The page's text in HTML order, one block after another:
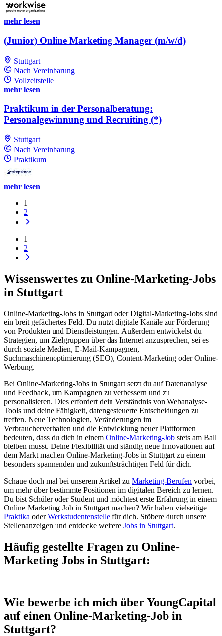
mehr lesen
(Junior) Online Marketing Manager (m/w/d)
Stuttgart
Nach Vereinbarung
Vollzeitstelle
mehr lesen
Praktikum in der Personalberatung:
Personalgewinnung und Recruiting (*)
Stuttgart
Nach Vereinbarung
Praktikum
mehr lesen
1
2
1
2
Wissenswertes zu Online-Marketing-Jobs
in Stuttgart
Online-Marketing-Jobs in Stuttgart oder Digital-Marketing-Jobs sind
ein breit gefächertes Feld. Du nutzt digitale Kanäle zur Förderung
von Produkten und Dienstleistungen. Außerdem entwickelst du
Strategien, um Zielgruppen über das Internet anzusprechen, sei es
durch soziale Medien, E-Mail-Kampagnen,
Suchmaschinenoptimierung (SEO), Content-Marketing oder Online-
Werbung.
Bei Online-Marketing-Jobs in Stuttgart setzt du auf Datenanalyse
und Feedback, um Kampagnen zu verbessern und zu
personalisieren. Dies erfordert dein Verständnis von Webanalyse-
Tools und deine Fähigkeit, datengesteuerte Entscheidungen zu
treffen. Neue Technologien, Veränderungen im
Verbraucherverhalten und die Entwicklung neuer Plattformen
bedeuten, dass du dich in einem Online-Marketing-Job stets am Ball
bleiben musst. Deine Flexibilität und ständig neue Innovationen auf
dem Markt machen Online-Marketing-Jobs in Stuttgart zu einem
besonders spannenden und zukunftsträchtigen Feld für dich.
Schaue doch mal bei unserem Artikel zu Marketing-Berufen vorbei,
um mehr über bestimmte Positionen im digitalen Bereich zu lernen.
Du bist Schüler oder Student und möchtest erste Erfahrung in einem
Online-Marketing-Job in Stuttgart machen? Wir haben vielseitige
Praktika oderWerkstudentenstelle für dich. Stöbere durch unsere
Stellenanzeigen und entdecke weitere Jobs in Stuttgart.
Häufig gestellte Fragen zu Online-
Marketing Jobs in Stuttgart:
Wie bewerbe ich mich über YoungCapital
auf einen Online-Marketing-Job in
Stuttgart?